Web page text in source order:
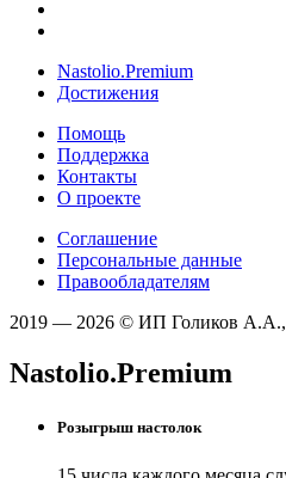
Nastolio.Premium
Достижения
Помощь
Поддержка
Контакты
О проекте
Соглашение
Персональные данные
Правообладателям
2019 — 2026 © ИП Голиков
Nastolio.Premium
Розыгрыш настолок